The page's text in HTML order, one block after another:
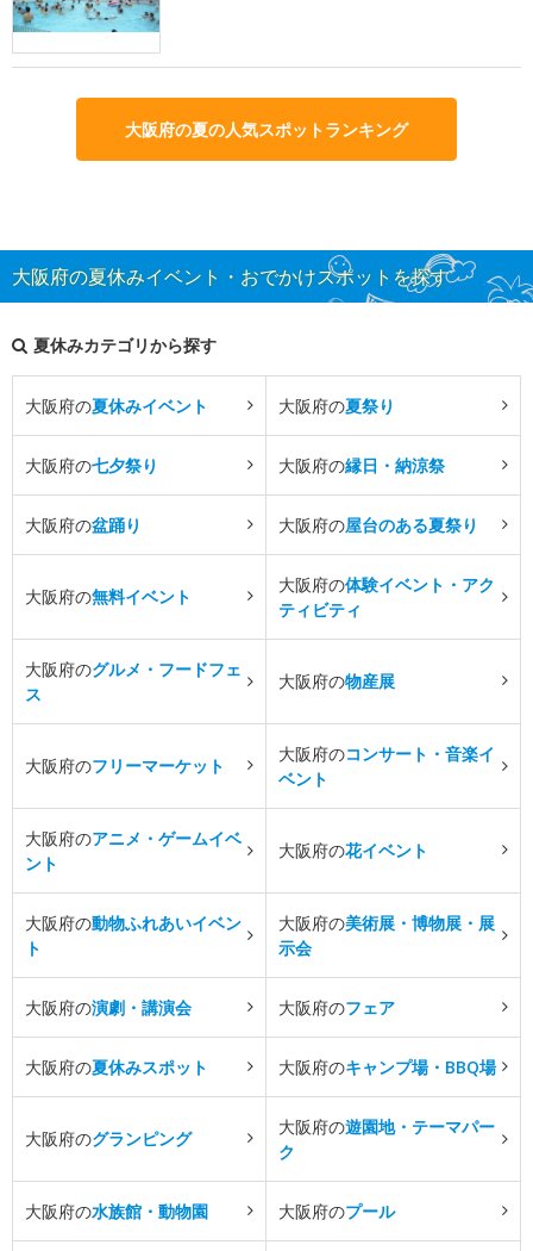
大阪府の夏の人気スポットランキング
大阪府の夏休みイベント・おでかけスポットを探す
夏休みカテゴリから探す
大阪府の夏休みイベント 大阪府の夏祭り
大阪府の七夕祭り 大阪府の縁日・納涼祭
大阪府の盆踊り 大阪府の屋台のある夏祭り
大阪府の無料イベント
大阪府の体験イベント・アク
ティビティ
大阪府のグルメ・フードフェ
ス
大阪府の物産展
大阪府のフリーマーケット
大阪府のコンサート・音楽イ
ベント
大阪府のアニメ・ゲームイベ
ント
大阪府の花イベント
大阪府の動物ふれあいイベン
ト
大阪府の美術展・博物展・展
示会
大阪府の演劇・講演会 大阪府のフェア
大阪府の夏休みスポット 大阪府のキャンプ場・BBQ場
大阪府のグランピング
大阪府の遊園地・テーマパー
ク
大阪府の水族館・動物園 大阪府のプール